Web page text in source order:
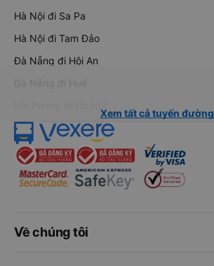
Hà Nội đi Sa Pa
Hà Nội đi Tam Đảo
Đà Nẵng đi Hội An
Đà Nẵng đi Huế
Xem tất cả tuyến đường
Về chúng tôi